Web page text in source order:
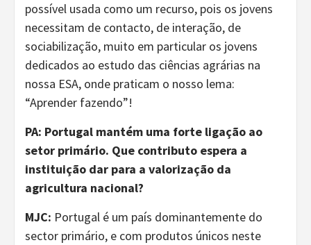
possível usada como um recurso, pois os jovens
necessitam de contacto, de interação, de
sociabilização, muito em particular os jovens
dedicados ao estudo das ciências agrárias na
nossa ESA, onde praticam o nosso lema:
“Aprender fazendo”!
PA: Portugal mantém uma forte ligação ao
setor primário. Que contributo espera a
instituição dar para a valorização da
agricultura nacional?
MJC: Portugal é um país dominantemente do
sector primário, e com produtos únicos neste